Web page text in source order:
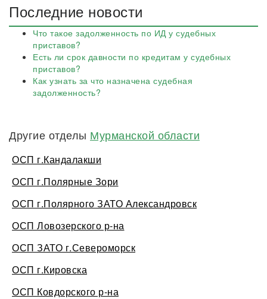
Последние новости
Что такое задолженность по ИД у судебных
приставов?
Есть ли срок давности по кредитам у судебных
приставов?
Как узнать за что назначена судебная
задолженность?
Другие отделы Мурманской области
ОСП г.Кандалакши
ОСП г.Полярные Зори
ОСП г.Полярного ЗАТО Александровск
ОСП Ловозерского р-на
ОСП ЗАТО г.Североморск
ОСП г.Кировска
ОСП Ковдорского р-на